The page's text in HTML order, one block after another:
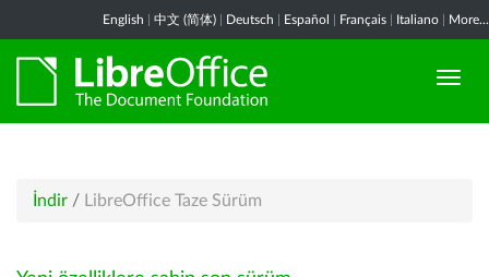
English 中文 (简体) Deutsch Español Français Italiano More...
İndir / LibreOffice Taze Sürüm